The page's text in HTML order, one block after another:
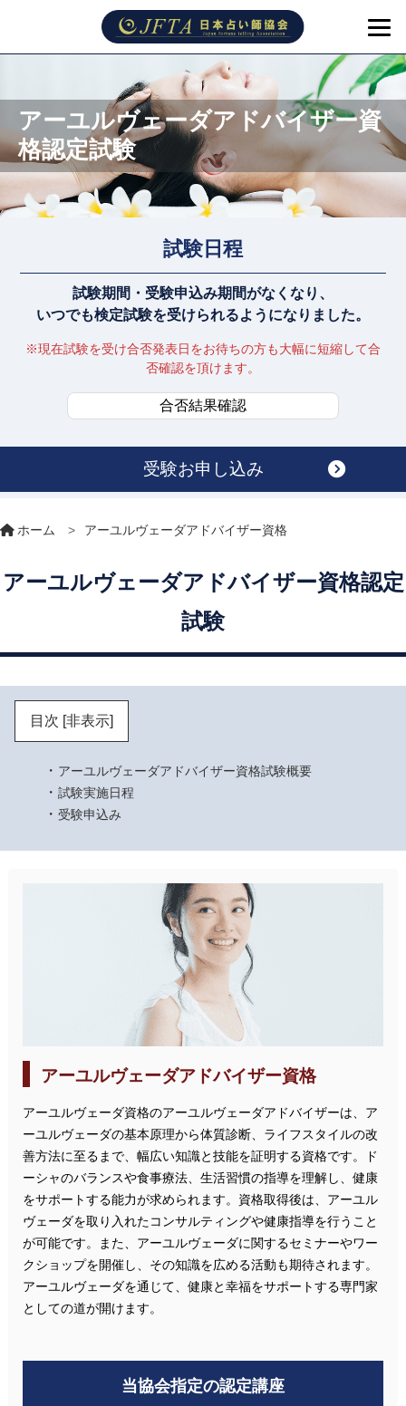
アーユルヴェーダアドバイザー資
格認定試験
試験日程
試験期間・受験申込み期間がなくなり、
いつでも検定試験を受けられるようになりました。
※現在試験を受け合否発表日をお待ちの方も大幅に短縮して合
否確認を頂けます。
合否結果確認
受験お申し込み
ホーム > アーユルヴェーダアドバイザー資格
アーユルヴェーダアドバイザー資格認定
試験
目次 [非表示]
アーユルヴェーダアドバイザー資格試験概要
試験実施日程
受験申込み
アーユルヴェーダアドバイザー資格
アーユルヴェーダ資格のアーユルヴェーダアドバイザーは、ア
ーユルヴェーダの基本原理から体質診断、ライフスタイルの改
善方法に至るまで、幅広い知識と技能を証明する資格です。ド
ーシャのバランスや食事療法、生活習慣の指導を理解し、健康
をサポートする能力が求められます。資格取得後は、アーユル
ヴェーダを取り入れたコンサルティングや健康指導を行うこと
が可能です。また、アーユルヴェーダに関するセミナーやワー
クショップを開催し、その知識を広める活動も期待されます。
アーユルヴェーダを通じて、健康と幸福をサポートする専門家
としての道が開けます。
当協会指定の認定講座